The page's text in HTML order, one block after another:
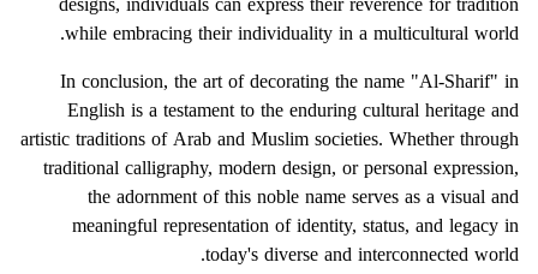
while embracing their individuality in a multicultural world.
In conclusion, the art of decorating the name "Al-Sharif" in
English is a testament to the enduring cultural heritage and
artistic traditions of Arab and Muslim societies. Whether through
traditional calligraphy, modern design, or personal expression,
the adornment of this noble name serves as a visual and
meaningful representation of identity, status, and legacy in
today's diverse and interconnected world.